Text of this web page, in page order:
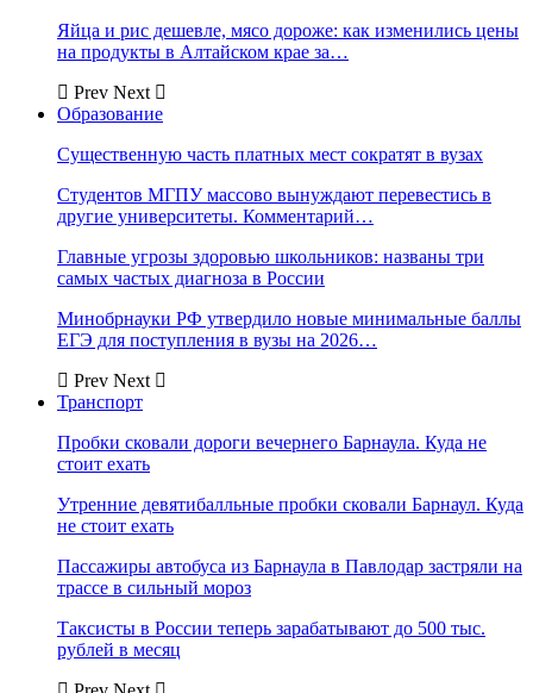
Яйца и рис дешевле, мясо дороже: как изменились цены
на продукты в Алтайском крае за…
Prev Next
Образование
Существенную часть платных мест сократят в вузах
Студентов МГПУ массово вынуждают перевестись в
другие университеты. Комментарий…
Главные угрозы здоровью школьников: названы три
самых частых диагноза в России
Минобрнауки РФ утвердило новые минимальные баллы
ЕГЭ для поступления в вузы на 2026…
Prev Next
Транспорт
Пробки сковали дороги вечернего Барнаула. Куда не
стоит ехать
Утренние девятибалльные пробки сковали Барнаул. Куда
не стоит ехать
Пассажиры автобуса из Барнаула в Павлодар застряли на
трассе в сильный мороз
Таксисты в России теперь зарабатывают до 500 тыс.
рублей в месяц